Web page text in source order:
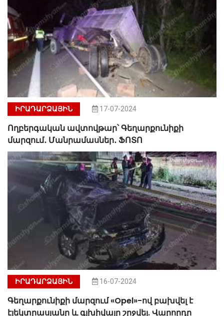
ԻՐԱԴԱՐՁԱՅԻՆ 17-07-2024
Ողբերգական ավտովթար՝ Գեղարքունիքի
մարզում․ Մանրամասներ․ ՖՈՏՈ
ԻՐԱԴԱՐՁԱՅԻՆ 16-07-2024
Գեղարքունիքի մարզում «Opel»-ով բախվել է
էլեկտրասյանը և գլխիվայր շրջվել. Վարորդը